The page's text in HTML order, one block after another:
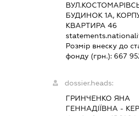
БУДИНОК 1А,
КВАРТИРА 46
Розмір внеску до
фонду (грн.): 667
dossier.heads:
ГРИНЧЕНКО ЯНА
ГЕННАДІЇВНА -